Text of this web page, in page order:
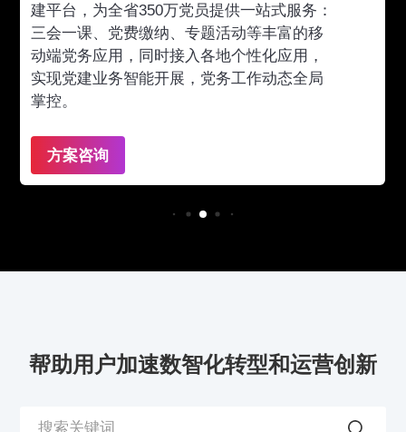
建平台，为全省350万党员提供一站式服务：
三会一课、党费缴纳、专题活动等丰富的移
动端党务应用，同时接入各地个性化应用，
实现党建业务智能开展，党务工作动态全局
掌控。
方案咨询
帮助用户加速数智化转型和运营创新